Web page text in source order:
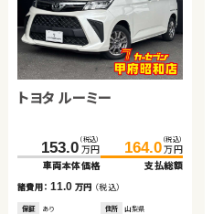
トヨタ ルーミー
153.0 （税込）
万円
車両本体価格
164.0 （税込）
万円
支払総額
諸費用：11.0 万円 （税込）
保証 あり 住所 山梨県
日産 セレナ
377.2 （税込）
万円
諸費用：11.5万円（税込）
あり 青森県
年式 2023年 走行
排気 1,400 整備 法定整備付
トヨタ ヴェルファイア
222.3 （税込）
万円
車両本体価格
233.6 （税込）
万円
支払総額
諸費用：11.3 万円 （税込）
保証 なし 住所 群馬県